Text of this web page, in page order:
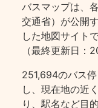
バスマップは、
交通省）が公開
した地図サイトで
（最終更新日：
251,694のバス
し、現在地の近
り、駅名など目